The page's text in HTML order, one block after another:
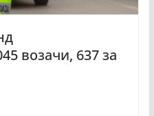
возачи, 637 за